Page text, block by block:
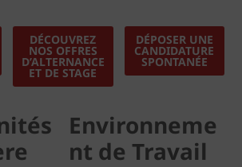
DÉCOUVREZ
NOS OFFRES
D’ALTERNANCE
ET DE STAGE
DÉPOSER UNE
CANDIDATURE
SPONTANÉE
Environneme
nt de Travail